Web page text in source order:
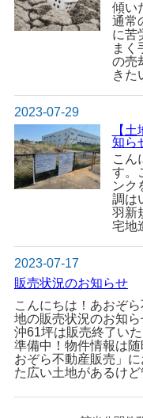
傾い
通常
に苦
まく
の売
きた
2023-07-29
【
知ら
こん
す。
ンク
調は
羽新
宅地
2023-07-17
販売状況のお知らせ
こんにちは！あおぞ
地の販売状況のお知
沖61坪は販売終了い
準備中！物件情報は
おぞら不動産販売」
た広い土地があるけ